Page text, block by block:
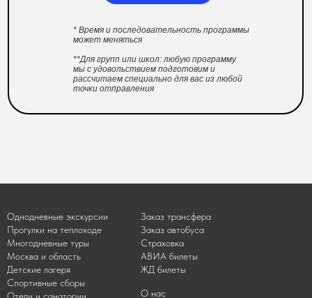
* Время и последовательность программы
может меняться
**Для групп или школ: любую программу
мы с удовольствием подготовим и
рассчитаем специально для вас из любой
точки отправления
Многодневные туры
Однодневные экскурсии
Детские лагеря
Спортивные сборы
Москва и область
О нас
Страховка
АВИА билеты
ЖД билеты
Заказ трансфера
Заказ автобуса
Прогулки на теплоходе